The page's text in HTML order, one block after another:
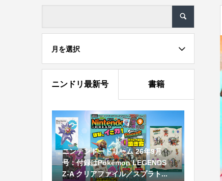
月を選択
ニンドリ最新号 書籍
ニンテンドードリーム 26年9月
号：付録はPokémon LEGENDS
Z-A クリアファイル／スプラト...